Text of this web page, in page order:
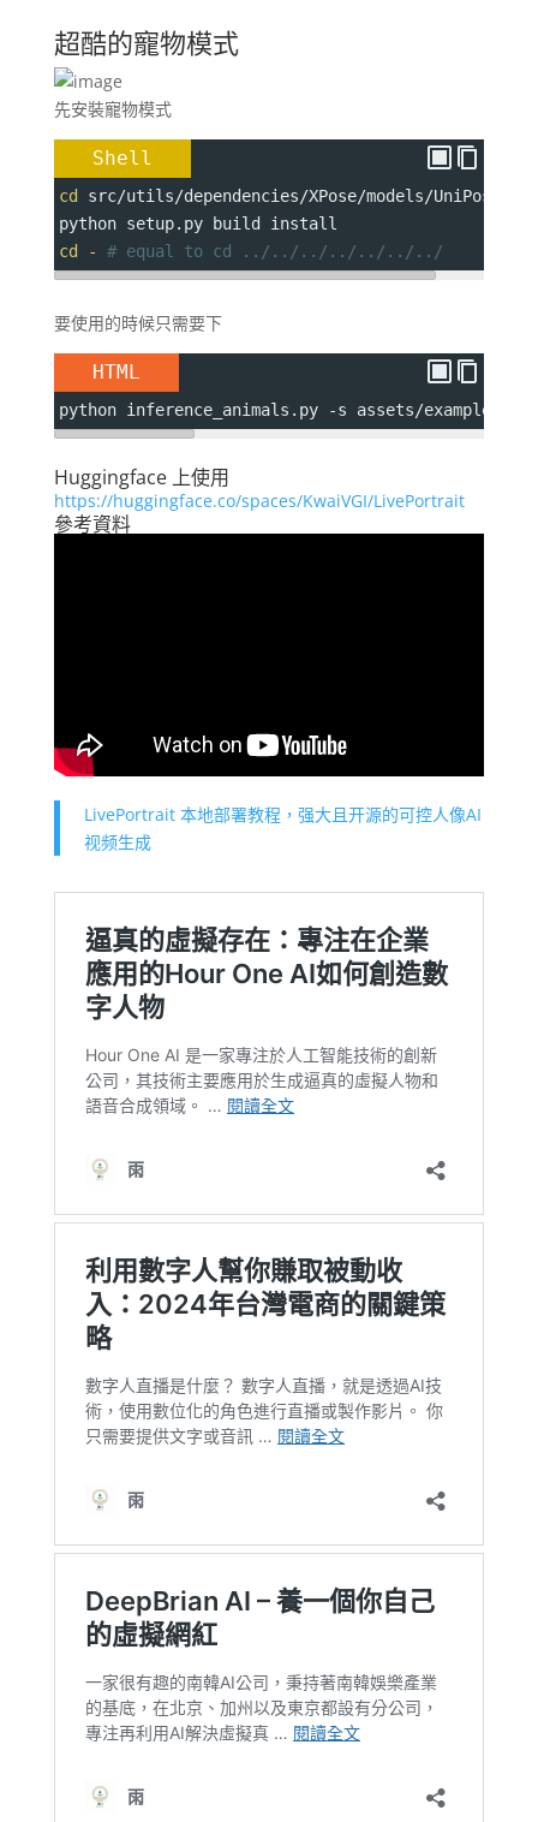
超酷的寵物模式
先安裝寵物模式
Shell
cd
src/utils/dependencies/XPose/models/UniPose/ops
python setup.py build install
cd
- # equal to cd ../../../../../../../
要使用的時候只需要下
HTML
python inference_animals.py -s assets/
Huggingface 上使用
https://huggingface.co/spaces/KwaiVGI/LivePortrait
參考資料
LivePortrait 本地部署教程，强大且开源的可控人像AI
视频生成